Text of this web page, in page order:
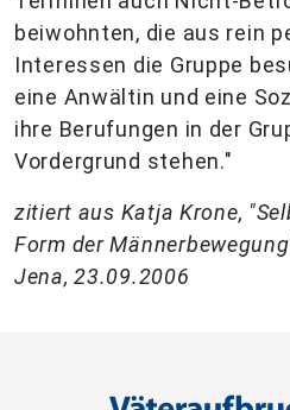
beiwohnten, die aus rein
Interessen die Gruppe
eine Anwältin und eine
ihre Berufungen in der
Vordergrund stehen."
zitiert aus Katja Krone,
Form der
Jena, 23.09.2006